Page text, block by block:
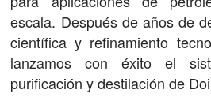
escala. Después de años de
científica y refinamiento
lanzamos con éxito el
purificación y destilación de